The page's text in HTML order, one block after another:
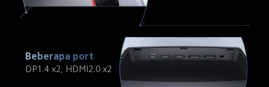
Beberapa port
DP1.4 x2, HDMI2.0 x2